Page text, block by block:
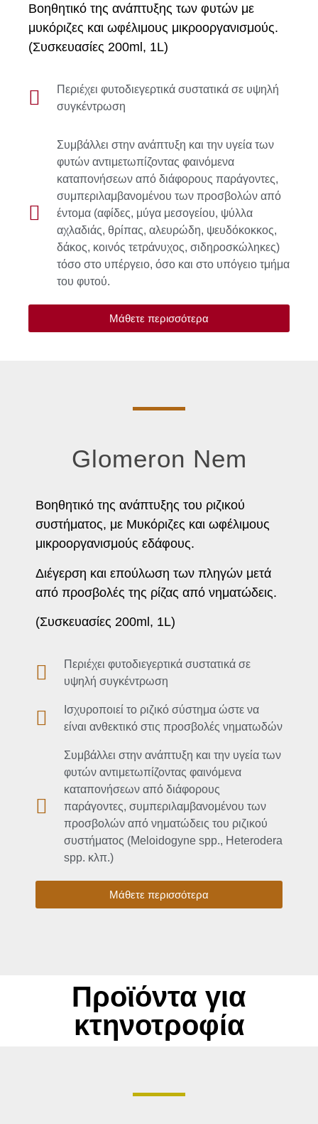
Βοηθητικό της ανάπτυξης των φυτών με
μυκόριζες και ωφέλιμους μικροοργανισμούς.
(Συσκευασίες 200ml, 1L)
Περιέχει φυτοδιεγερτικά συστατικά σε υψηλή
συγκέντρωση
Συμβάλλει στην ανάπτυξη και την υγεία των
φυτών αντιμετωπίζοντας φαινόμενα
καταπονήσεων από διάφορους παράγοντες,
συμπεριλαμβανομένου των προσβολών από
έντομα (αφίδες, μύγα μεσογείου, ψύλλα
αχλαδιάς, θρίπας, αλευρώδη, ψευδόκοκκος,
δάκος, κοινός τετράνυχος, σιδηροσκώληκες)
τόσο στο υπέργειο, όσο και στο υπόγειο τμήμα
του φυτού.
Μάθετε περισσότερα
Glomeron Nem
Βοηθητικό της ανάπτυξης του ριζικού
συστήματος, με Μυκόριζες και ωφέλιμους
μικροοργανισμούς εδάφους.
Διέγερση και επούλωση των πληγών μετά
από προσβολές της ρίζας από νηματώδεις.
(Συσκευασίες 200ml, 1L)
Περιέχει φυτοδιεγερτικά συστατικά σε
υψηλή συγκέντρωση
Ισχυροποιεί το ριζικό σύστημα ώστε να
είναι ανθεκτικό στις προσβολές νηματωδών
Συμβάλλει στην ανάπτυξη και την υγεία των
φυτών αντιμετωπίζοντας φαινόμενα
καταπονήσεων από διάφορους
παράγοντες, συμπεριλαμβανομένου των
προσβολών από νηματώδεις του ριζικού
συστήματος (Meloidogyne spp., Heterodera
spp. κλπ.)
Μάθετε περισσότερα
Προϊόντα για
κτηνοτροφία